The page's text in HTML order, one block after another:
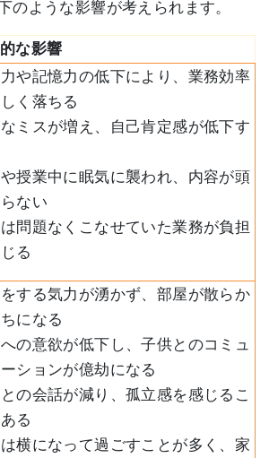
のような影響が考えられます。
な影響
や記憶力の低下により、業務効率
く落ちる
ミスが増え、自己肯定感が低下す
授業中に眠気に襲われ、内容が頭
ない
問題なくこなせていた業務が負担
る
する気力が湧かず、部屋が散らか
になる
の意欲が低下し、子供とのコミュ
ションが億劫になる
の会話が減り、孤立感を感じるこ
る
横になって過ごすことが多く、家